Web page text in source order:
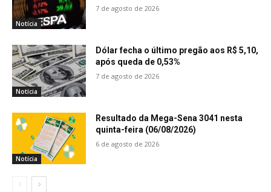
Notícia
7 de agosto de 2026
Notícia
Dólar fecha o último pregão aos R$ 5,10,
após queda de 0,53%
7 de agosto de 2026
Notícia
Resultado da Mega-Sena 3041 nesta
quinta-feira (06/08/2026)
6 de agosto de 2026